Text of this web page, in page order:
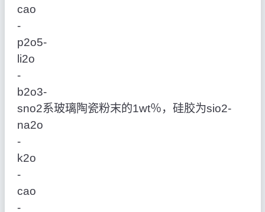
cao
‑
p2o5‑
li2o
‑
b2o3‑
sno2系玻璃陶瓷粉末的1wt％，硅胶为sio2‑
na2o
‑
k2o
‑
cao
‑